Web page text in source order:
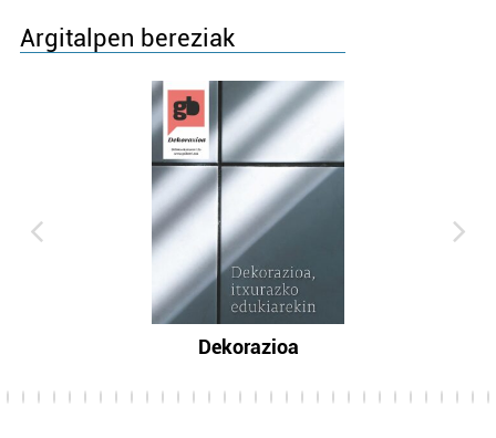
Argitalpen bereziak
Dekorazioa